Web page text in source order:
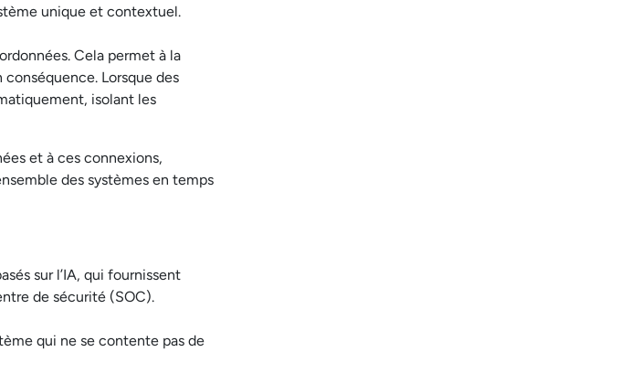
unique et contextuel.
Cela permet à la
Lorsque des
isolant les
et à ces connexions,
des systèmes en temps
sur l’IA, qui fournissent
de sécurité (SOC).
qui ne se contente pas de